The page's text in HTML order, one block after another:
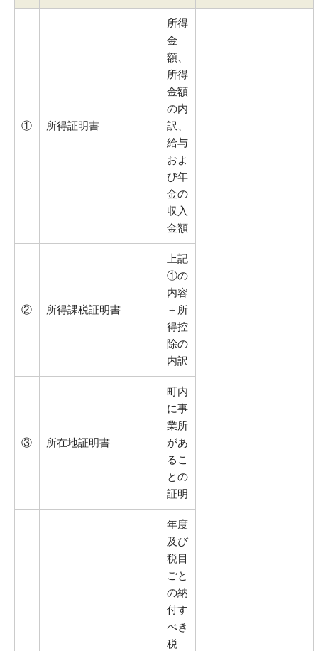
① 所得証明書
所得
金
額、
所得
金額
の内
訳、
給与
およ
び年
金の
収入
金額
② 所得課税証明書
上記
①の
内容
＋所
得控
除の
内訳
③ 所在地証明書
町内
に事
業所
があ
るこ
との
証明
年度
及び
税目
ごと
の納
付す
べき
税